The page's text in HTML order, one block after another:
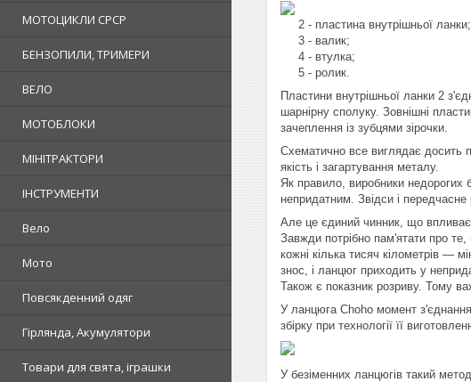
МОТОЦИКЛИ СРСР
БЕНЗОПИЛИ, ТРИМЕРИ
ВЕЛО
МОТОБЛОКИ
МІНІТРАКТОРИ
ІНСТРУМЕНТИ
Вело
Мото
Повсякденний одяг
Гірлянда, Акумулятори
Товари для свята, іграшки
2 - пластина внутрішньої ланки;
3 - валик;
4 - втулка;
5 - ролик.
Пластини внутрішньої ланки 2
шарнірну сполуку. Зовнішні
зачеплення із зубцями зірочки.
Схематично все виглядає досить
якість і загартування металу.
Як правило, виробники недорогих
непридатним. Звідси і
Але це єдиний чинник, що впливає
Завжди потрібно пам'ятати про те,
кожні кілька тисяч кілометрів —
знос, і ланцюг приходить у
Також є показник розриву. Тому
У ланцюга Choho момент
збірку при технології її
У безіменних ланцюгів такий